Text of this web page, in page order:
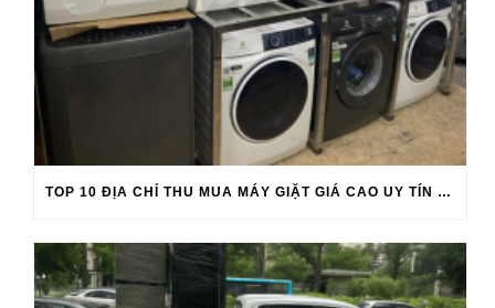
TOP 10 ĐỊA CHỈ THU MUA MÁY GIẶT GIÁ CAO UY TÍN 2026-2027